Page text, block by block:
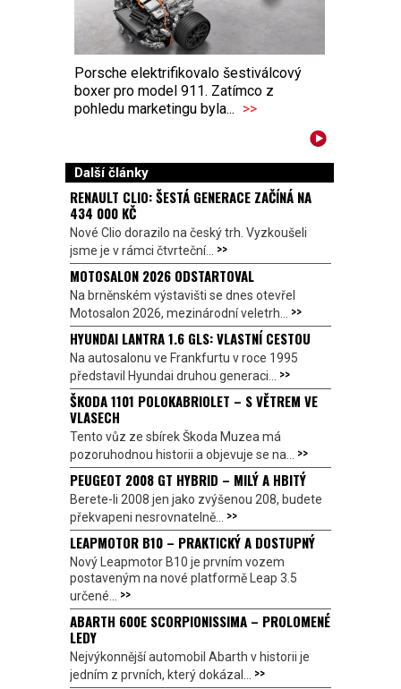
Porsche elektrifikovalo šestiválcový
boxer pro model 911. Zatímco z
pohledu marketingu byla... >>
Další články
RENAULT CLIO: ŠESTÁ GENERACE ZAČÍNÁ NA
434 000 KČ
Nové Clio dorazilo na český trh. Vyzkoušeli
jsme je v rámci čtvrteční... >>
MOTOSALON 2026 ODSTARTOVAL
Na brněnském výstavišti se dnes otevřel
Motosalon 2026, mezinárodní veletrh... >>
HYUNDAI LANTRA 1.6 GLS: VLASTNÍ CESTOU
Na autosalonu ve Frankfurtu v roce 1995
představil Hyundai druhou generaci... >>
ŠKODA 1101 POLOKABRIOLET – S VĚTREM VE
VLASECH
Tento vůz ze sbírek Škoda Muzea má
pozoruhodnou historii a objevuje se na... >>
PEUGEOT 2008 GT HYBRID – MILÝ A HBITÝ
Berete-li 2008 jen jako zvýšenou 208, budete
překvapeni nesrovnatelně... >>
LEAPMOTOR B10 – PRAKTICKÝ A DOSTUPNÝ
Nový Leapmotor B10 je prvním vozem
postaveným na nové platformě Leap 3.5
určené... >>
ABARTH 600E SCORPIONISSIMA – PROLOMENÉ
LEDY
Nejvýkonnější automobil Abarth v historii je
jedním z prvních, který dokázal... >>